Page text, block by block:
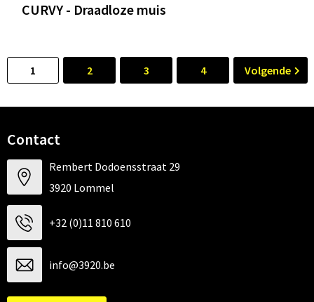
CURVY - Draadloze muis
1 2 3 4 Volgende
Contact
Rembert Dodoensstraat 29
3920 Lommel
+32 (0)11 810 610
info@3920.be